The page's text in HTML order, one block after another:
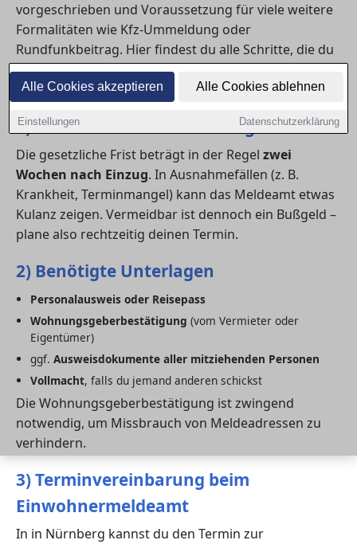
Alle Cookies akzeptieren Alle Cookies ablehnen
Einstellungen Datenschutzerklärung
vorgeschrieben und Voraussetzung für viele weitere
Formalitäten wie Kfz-Ummeldung oder
Rundfunkbeitrag. Hier findest du alle Schritte, die du
erledigen musst – von Terminvereinbarung bis
Meldebescheinigung.
1) Fristen für die Ummeldung
Die gesetzliche Frist beträgt in der Regel zwei
Wochen nach Einzug. In Ausnahmefällen (z. B.
Krankheit, Terminmangel) kann das Meldeamt etwas
Kulanz zeigen. Vermeidbar ist dennoch ein Bußgeld –
plane also rechtzeitig deinen Termin.
2) Benötigte Unterlagen
Personalausweis oder Reisepass
Wohnungsgeberbestätigung (vom Vermieter oder
Eigentümer)
ggf. Ausweisdokumente aller mitziehenden Personen
Vollmacht, falls du jemand anderen schickst
Die Wohnungsgeberbestätigung ist zwingend
notwendig, um Missbrauch von Meldeadressen zu
verhindern.
3) Terminvereinbarung beim
Einwohnermeldeamt
In in Nürnberg kannst du den Termin zur